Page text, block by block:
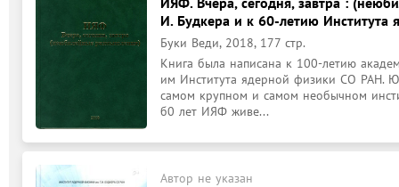
И. Будкера и к 60-летию
Буки Веди, 2018, 177 стр.
Книга была написана к 100-летию
им Института ядерной физики СО РАН.
самом крупном и самом необычном
б0 лет ИЯФ живе...
Автор не указан